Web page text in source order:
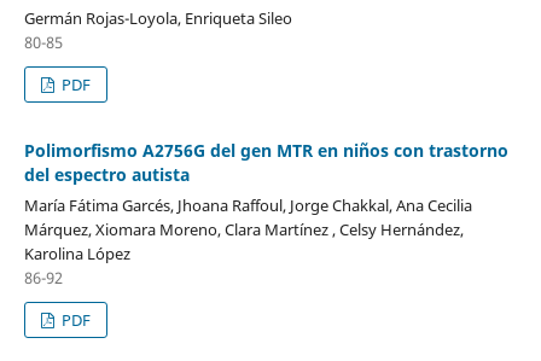
Germán Rojas-Loyola, Enriqueta Sileo
80-85
PDF
Polimorfismo A2756G del gen MTR en niños con trastorno
del espectro autista
María Fátima Garcés, Jhoana Raffoul, Jorge Chakkal, Ana Cecilia
Márquez, Xiomara Moreno, Clara Martínez , Celsy Hernández,
Karolina López
86-92
PDF